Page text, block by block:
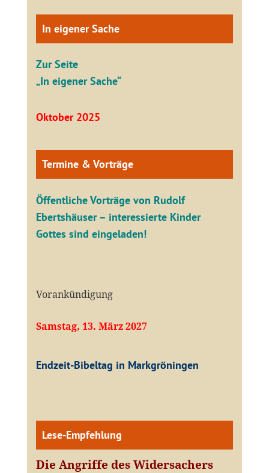
In eigener Sache
Zur Seite
„In eigener Sache“
Oktober 2025
Termine & Vorträge
Öffentliche Vorträge von Rudolf
Ebertshäuser – interessierte Kinder
Gottes sind eingeladen!
Vorankündigung
Samstag, 13. März 2027
Endzeit-Bibeltag in Markgröningen
Lese-Empfehlung
Die Angriffe des Widersachers